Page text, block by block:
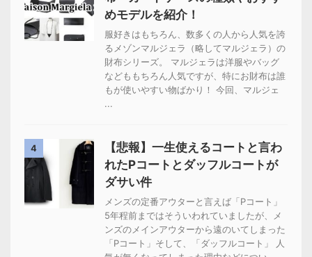
めモデルを紹介！
服好きはもちろん、数多くの人から人気を誇
るメゾンマルジェラ（略してマルジェラ）の
財布シリーズ。 マルジェラは洋服やバッグ
などももちろん人気ですが、特にお財布は誰
もが使いやすい物ばかり！ 今回、マルジェ
...
4
【悲報】一生使えるコートと言わ
れたPコートとダッフルコートが
ダサい件
メンズの定番アウターと言えば「Pコート」
5年程前まではそういわれていましたが、メ
ンズのメインアウターから遠のいてしまった
「Pコート」そして、「ダッフルコート」 人